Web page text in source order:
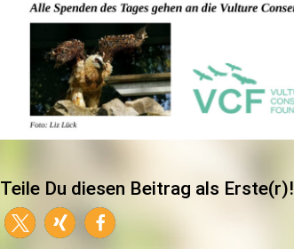
Teile Du diesen Beitrag als Erste(r)!